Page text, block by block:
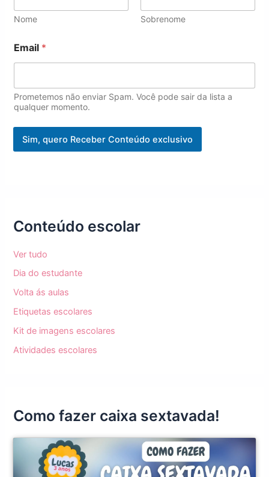
E
m
i
l
*
Nome Sobrenome
Email *
Prometemos não enviar Spam. Você pode sair da lista a
qualquer momento.
Sim, quero Receber Conteúdo exclusivo
Conteúdo escolar
Ver tudo
Dia do estudante
Volta ás aulas
Etiquetas escolares
Kit de imagens escolares
Atividades escolares
Como fazer caixa sextavada!